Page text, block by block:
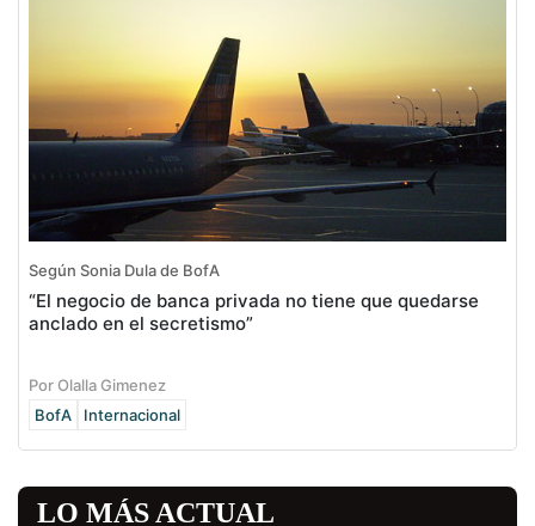
Según Sonia Dula de BofA
“El negocio de banca privada no tiene que quedarse
anclado en el secretismo”
Por Olalla Gimenez
BofA
Internacional
LO MÁS ACTUAL